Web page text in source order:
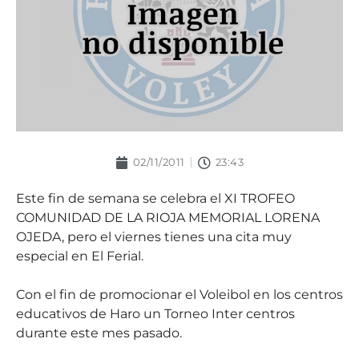
02/11/2011 23:43
Este fin de semana se celebra el XI TROFEO
COMUNIDAD DE LA RIOJA MEMORIAL LORENA
OJEDA, pero el viernes tienes una cita muy
especial en El Ferial.
Con el fin de promocionar el Voleibol en los centros
educativos de Haro un Torneo Inter centros
durante este mes pasado.